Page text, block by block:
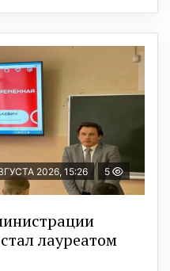
2026, 15:26 5
лауреатом